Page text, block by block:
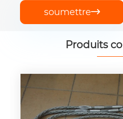
soumettre
Produits